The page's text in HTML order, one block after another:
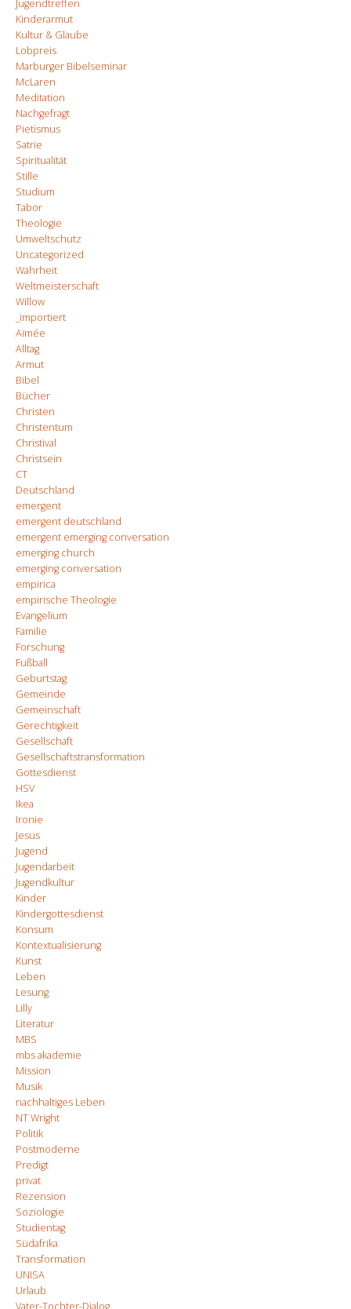
Jugendtreffen
Kinderarmut
Kultur & Glaube
Lobpreis
Marburger Bibelseminar
McLaren
Meditation
Nachgefragt
Pietismus
Satrie
Spiritualität
Stille
Studium
Tabor
Theologie
Umweltschutz
Uncategorized
Wahrheit
Weltmeisterschaft
Willow
_importiert
Aimée
Alltag
Armut
Bibel
Bücher
Christen
Christentum
Christival
Christsein
CT
Deutschland
emergent
emergent deutschland
emergent emerging conversation
emerging church
emerging conversation
empirica
empirische Theologie
Evangelium
Familie
Forschung
Fußball
Geburtstag
Gemeinde
Gemeinschaft
Gerechtigkeit
Gesellschaft
Gesellschaftstransformation
Gottesdienst
HSV
Ikea
Ironie
Jesus
Jugend
Jugendarbeit
Jugendkultur
Kinder
Kindergottesdienst
Konsum
Kontextualisierung
Kunst
Leben
Lesung
Lilly
Literatur
MBS
mbs akademie
Mission
Musik
nachhaltiges Leben
NT Wright
Politik
Postmoderne
Predigt
privat
Rezension
Soziologie
Studientag
Südafrika
Transformation
UNISA
Urlaub
Vater-Tochter-Dialog